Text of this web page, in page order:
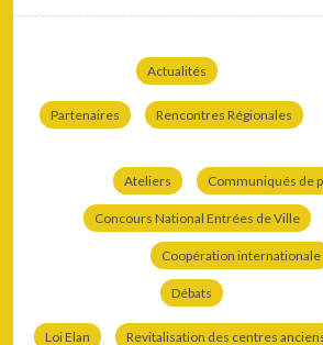
Actualités
Partenaires Rencontres Régionales
Ateliers Communiqués de
Concours National Entrées de Ville
Coopération internationale
Débats
Loi Elan Revitalisation des centres